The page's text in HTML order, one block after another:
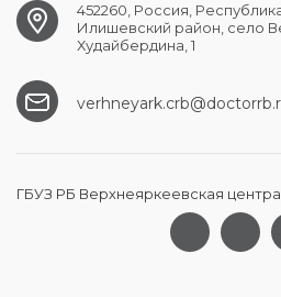
452260, Россия,
Илишевский район, село
Худайбердина, 1
ГБУЗ РБ Верхнеяркеевская